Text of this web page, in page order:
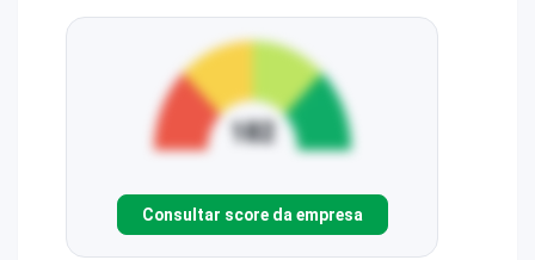
Consultar score da empresa